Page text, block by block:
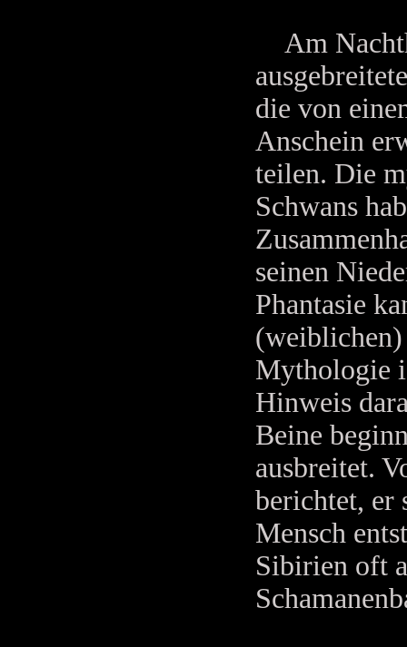
Am
die von
Anschein
teilen. Die
Schwans
seinen
Phantasie
(weiblichen)
Mythologie
Hinweis
Beine
ausbreitet.
berichtet, er
Mensch
Sibirien oft